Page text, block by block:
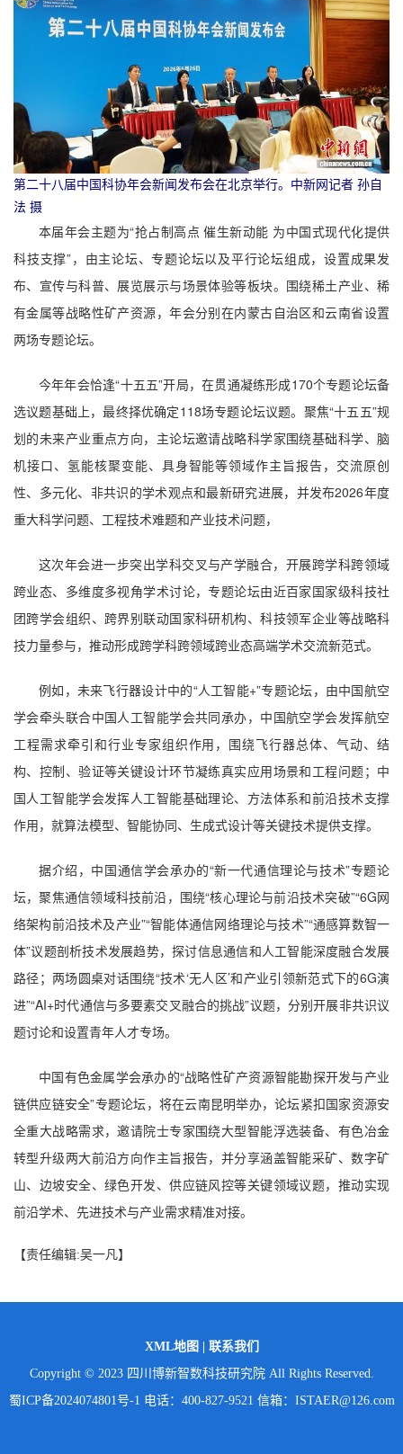
第二十八届中国科协年会新闻发布会在北京举行。中新网记者 孙自
法 摄
本届年会主题为“抢占制高点 催生新动能 为中国式现代化提供
科技支撑”，由主论坛、专题论坛以及平行论坛组成，设置成果发
布、宣传与科普、展览展示与场景体验等板块。围绕稀土产业、稀
有金属等战略性矿产资源，年会分别在内蒙古自治区和云南省设置
两场专题论坛。
今年年会恰逢“十五五”开局，在贯通凝练形成170个专题论坛备
选议题基础上，最终择优确定118场专题论坛议题。聚焦“十五五”规
划的未来产业重点方向，主论坛邀请战略科学家围绕基础科学、脑
机接口、氢能核聚变能、具身智能等领域作主旨报告，交流原创
性、多元化、非共识的学术观点和最新研究进展，并发布2026年度
重大科学问题、工程技术难题和产业技术问题，
这次年会进一步突出学科交叉与产学融合，开展跨学科跨领域
跨业态、多维度多视角学术讨论，专题论坛由近百家国家级科技社
团跨学会组织、跨界别联动国家科研机构、科技领军企业等战略科
技力量参与，推动形成跨学科跨领域跨业态高端学术交流新范式。
例如，未来飞行器设计中的“人工智能+”专题论坛，由中国航空
学会牵头联合中国人工智能学会共同承办，中国航空学会发挥航空
工程需求牵引和行业专家组织作用，围绕飞行器总体、气动、结
构、控制、验证等关键设计环节凝练真实应用场景和工程问题；中
国人工智能学会发挥人工智能基础理论、方法体系和前沿技术支撑
作用，就算法模型、智能协同、生成式设计等关键技术提供支撑。
据介绍，中国通信学会承办的“新一代通信理论与技术”专题论
坛，聚焦通信领域科技前沿，围绕“核心理论与前沿技术突破”“6G网
络架构前沿技术及产业”“智能体通信网络理论与技术”“通感算数智一
体”议题剖析技术发展趋势，探讨信息通信和人工智能深度融合发展
路径；两场圆桌对话围绕“技术‘无人区’和产业引领新范式下的6G演
进”“AI+时代通信与多要素交叉融合的挑战”议题，分别开展非共识议
题讨论和设置青年人才专场。
中国有色金属学会承办的“战略性矿产资源智能勘探开发与产业
链供应链安全”专题论坛，将在云南昆明举办，论坛紧扣国家资源安
全重大战略需求，邀请院士专家围绕大型智能浮选装备、有色冶金
转型升级两大前沿方向作主旨报告，并分享涵盖智能采矿、数字矿
山、边坡安全、绿色开发、供应链风控等关键领域议题，推动实现
前沿学术、先进技术与产业需求精准对接。
【责任编辑:吴一凡】
XML地图 | 联系我们
Copyright © 2023 四川博新智数科技研究院 All Rights Reserved.
蜀ICP备2024074801号-1 电话：400-827-9521 信箱：ISTAER@126.com